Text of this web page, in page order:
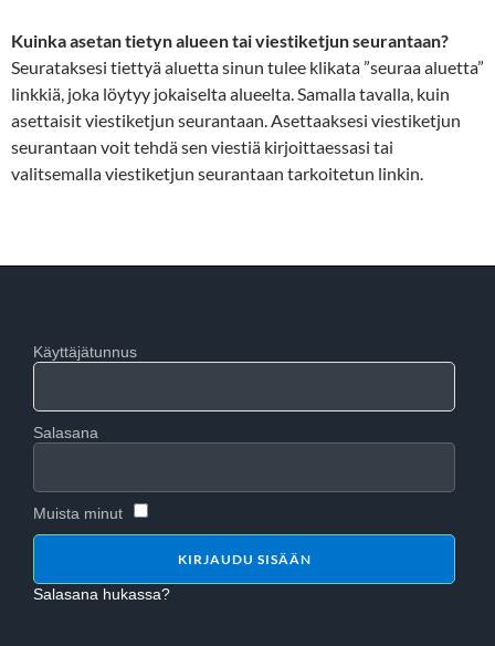
Kuinka asetan tietyn alueen tai viestiketjun seurantaan?
Seurataksesi tiettyä aluetta sinun tulee klikata ”seuraa aluetta”
linkkiä, joka löytyy jokaiselta alueelta. Samalla tavalla, kuin
asettaisit viestiketjun seurantaan. Asettaaksesi viestiketjun
seurantaan voit tehdä sen viestiä kirjoittaessasi tai
valitsemalla viestiketjun seurantaan tarkoitetun linkin.
Käyttäjätunnus
Salasana
Muista minut
Salasana hukassa?